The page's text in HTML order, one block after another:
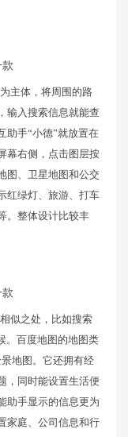
主体，将周围的路
输入搜索信息就能查
助手“小德”就放置在
幕右侧，点击图层按
图、卫星地图和公交
红绿灯、旅游、打车
。整体设计比较丰
似之处，比如搜索
。百度地图的地图类
地图。它还拥有经
，同时能设置生活便
助手显示的信息更为
家庭、公司信息和行